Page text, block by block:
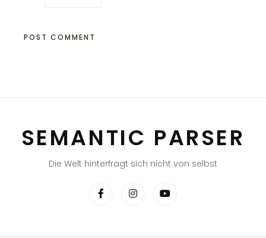
SEMANTIC PARSER
Die Welt hinterfragt sich nicht von selbst